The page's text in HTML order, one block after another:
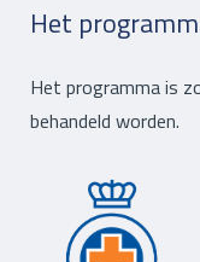
Het
Het programma is
behandeld worden.